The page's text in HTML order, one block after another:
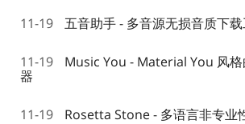
11-19 五音助手 - 多音源无损音质下
11-19
Music You - Material You 风
器
11-19 Rosetta Stone - 多语言非专业